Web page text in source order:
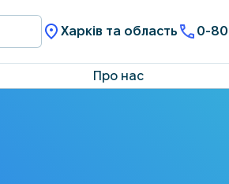
Харків та область 0-
Про нас